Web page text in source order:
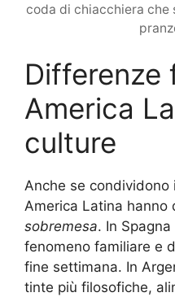
coda di chiacchiera che
Differenze
America
culture
Anche se condividono
America Latina hanno
sobremesa. In
fenomeno familiare e
fine settimana. In
tinte più filosofiche,